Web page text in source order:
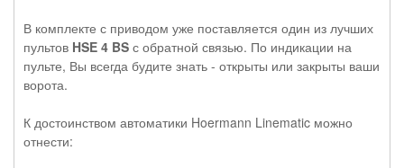
В комплекте с приводом уже поставляется один из лучших
пультов HSE 4 BS с обратной связью. По индикации на
пульте, Вы всегда будите знать - открыты или закрыты ваши
ворота.
К достоинством автоматики Hoermann Linematic можно
отнести: